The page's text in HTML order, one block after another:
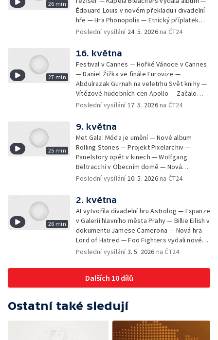
jednoho bourá bariéry — Dokument o 30
letech Rock for People
26 min
Édouard Louis v novém překladu i divadelní
hře — Hra Phonopolis — Etnický příplatek
pro komparzisty — Kapela Sto zvířat natáčí
Wars: Mandalorian a Grogu v kinech — Kniha
Podivuhodná cesta kolem královny —
Hudební dokument o Iron Maiden
Poslední vysílání 24. 5. 2026na ČT24
27 min
16. května
Festival v Cannes — Hořké Vánoce v Cannes
— Daniel Žižka ve finále Eurovize —
Abdulrazak Gurnah na veletrhu Svět knihy —
Vítězové hudebních cen Apollo — Začalo
Pražské jaro — Ewa Farna v Edenu — Polsko-
Abramović na Benátském bienále umění
Poslední vysílání17. 5. 2026na ČT24
25 min
9. května
Met Gala: Móda je umění — Nové album
Rolling Stones — Projekt Pixelarchiv —
Panelstory opět v kinech — Wolfgang
Beltracchi v Obecním domě — Nová
videohra Mixtape — Hudební objev roku
Muzeem odboje — Chris Brown vydává nové
album — Nový umělecký ředitel České
filharmonie — Resident Evil představil první
ukázky
Poslední vysílání10. 5. 2026na ČT24
26 min
2. května
AI vytvořila divadelní hru Astrolog — Expanze
v Galerii hlavního města Prahy — Billie Eilish v
dokumentu Jamese Camerona — Nová hra
Lord of Hatred — Foo Fighters vydali nové
album — Ďábel nosí Pradu 2 — Berenika
přijdou o některé pobočky — Tančící dům
slaví 30 let — Kehlani vydává nové album —
Minisérie Poloviční chlap — Jiřina Bohdalová
Poslední vysílání3. 5. 2026 na ČT24
Dalších 10 dílů
Ostatní také sledují